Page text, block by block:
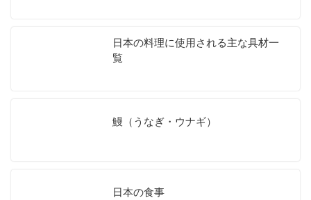
日本の料理に使用される主な具材一
覧
鰻（うなぎ・ウナギ）
日本の食事